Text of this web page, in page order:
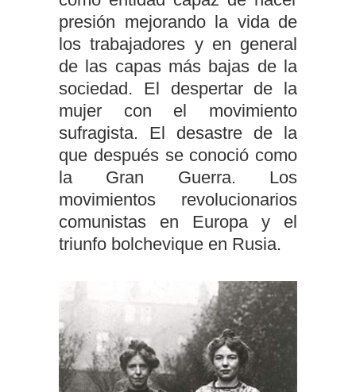
presión mejorando la vida de
los trabajadores y en general
de las capas más bajas de la
sociedad. El despertar de la
mujer con el movimiento
sufragista. El desastre de la
que después se conoció como
la Gran Guerra. Los
movimientos revolucionarios
comunistas en Europa y el
triunfo bolchevique en Rusia.